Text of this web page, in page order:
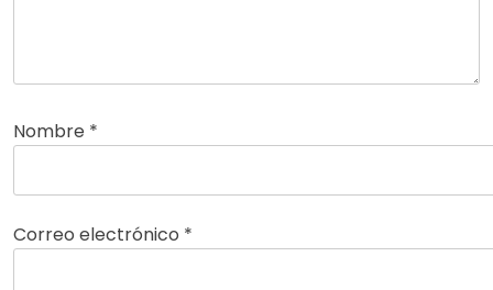
Nombre *
Correo electrónico *